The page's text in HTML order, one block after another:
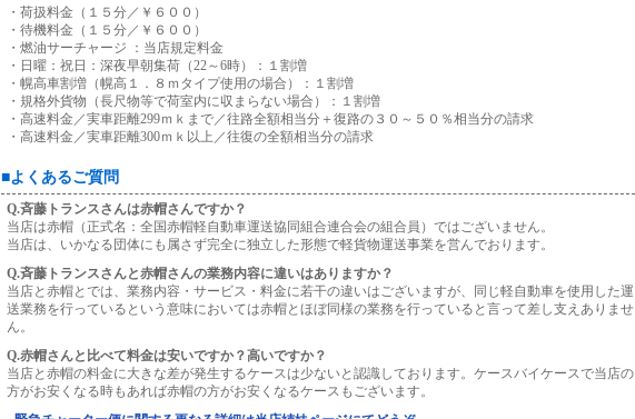
・荷扱料金（１５分／￥６００）
・待機料金（１５分／￥６００）
・燃油サーチャージ ：当店規定料金
・日曜：祝日：深夜早朝集荷（22～6時）：１割増
・幌高車割増（幌高１．８ｍタイプ使用の場合）：１割増
・規格外貨物（長尺物等で荷室内に収まらない場合）：１割増
・高速料金／実車距離299ｍｋまで／往路全額相当分＋復路の３０～５０％相当分の請求
・高速料金／実車距離300ｍｋ以上／往復の全額相当分の請求
■よくあるご質問
Q.斉藤トランスさんは赤帽さんですか？
当店は赤帽（正式名：全国赤帽軽自動車運送協同組合連合会の組合員）ではございません。
当店は、いかなる団体にも属さず完全に独立した形態で軽貨物運送事業を営んでおります。
Q.斉藤トランスさんと赤帽さんの業務内容に違いはありますか？
当店と赤帽とでは、業務内容・サービス・料金に若干の違いはございますが、同じ軽自動車を使用した運
送業務を行っているという意味においては赤帽とほぼ同様の業務を行っていると言って差し支えありませ
ん。
Q.赤帽さんと比べて料金は安いですか？高いですか？
当店と赤帽の料金に大きな差が発生するケースは少ないと認識しております。ケースバイケースで当店の
方がお安くなる時もあれば赤帽の方がお安くなるケースもございます。